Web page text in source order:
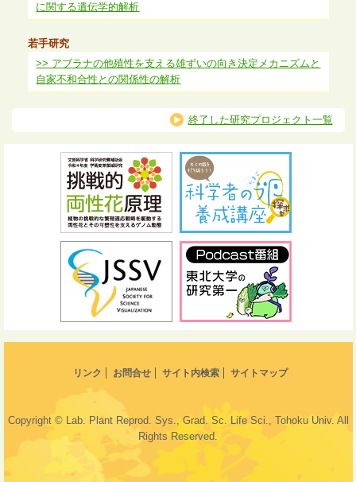
に関する遺伝学的解析
若手研究
>> アブラナの他殖性を支える雄ずいの向き決定メカニズムと
自家不和合性との関係性の解析
終了した研究プロジェクト一覧
リンク お問合せ サイト内検索 サイトマップ
Copyright © Lab. Plant Reprod. Sys., Grad. Sc. Life Sci., Tohoku Univ. All
Rights Reserved.